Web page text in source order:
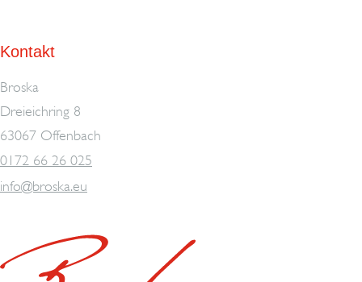
Kontakt
Broska
Dreieichring 8
63067 Offenbach
0172 66 26 025
info@broska.eu